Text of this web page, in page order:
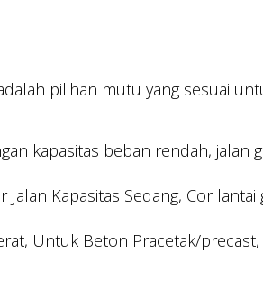
pilihan mutu yang sesuai
kapasitas beban rendah, jalan
Kapasitas Sedang, Cor lantai
Untuk Beton Pracetak/